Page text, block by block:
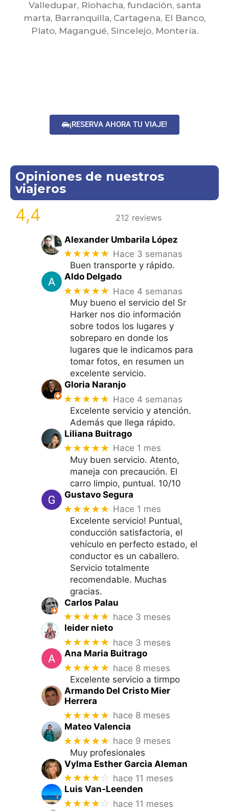
Valledupar, Riohacha, fundación, santa
marta, Barranquilla, Cartagena, El Banco,
Plato, Magangué, Sincelejo, Montería.
¡RESERVA AHORA TU VIAJE!
Opiniones de nuestros
viajeros
4,4 212 reviews
Alexander Umbarila López
★★★★★ Hace 3 semanas
Buen transporte y rápido.
Aldo Delgado
★★★★★ Hace 4 semanas
Muy bueno el servicio del Sr
Harker nos dio información
sobre todos los lugares y
sobreparo en donde los
lugares que le indicamos para
tomar fotos, en resumen un
excelente servicio.
Gloria Naranjo
★★★★★ Hace 4 semanas
Excelente servicio y atención.
Además que llega rápido.
Liliana Buitrago
★★★★★ Hace 1 mes
Muy buen servicio. Atento,
maneja con precaución. El
carro limpio, puntual. 10/10
Gustavo Segura
★★★★★ Hace 1 mes
Excelente servicio! Puntual,
conducción satisfactoria, el
vehículo en perfecto estado, el
conductor es un caballero.
Servicio totalmente
recomendable. Muchas
gracias.
Carlos Palau
★★★★★ hace 3 meses
leider nieto
★★★★★ hace 3 meses
Ana Maria Buitrago
★★★★★ hace 8 meses
Excelente servicio a tirmpo
Armando Del Cristo Mier
Herrera
★★★★★ hace 8 meses
Mateo Valencia
★★★★★ hace 9 meses
Muy profesionales
Vylma Esther Garcia Aleman
★★★★☆ hace 11 meses
Luis Van-Leenden
★★★★☆ hace 11 meses